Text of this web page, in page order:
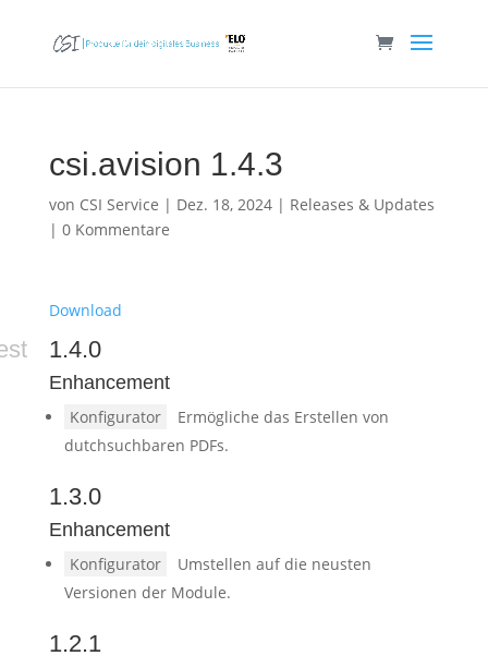
csi.avision 1.4.3
von CSI Service | Dez. 18, 2024| Releases & Updates
| 0 Kommentare
Download
1.4.0
Enhancement
Konfigurator
Ermögliche das Erstellen von
dutchsuchbaren PDFs.
1.3.0
Enhancement
Konfigurator
Umstellen auf die neusten
Versionen der Module.
1.2.1